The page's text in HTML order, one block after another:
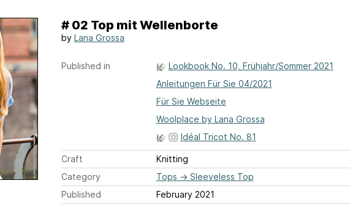
# 02 Top mit Wellenborte
by Lana Grossa
Published in
Lookbook No. 10, Frühjahr/Sommer 2021
Anleitungen Für Sie 04/2021
Für Sie Webseite
Woolplace by Lana Grossa
Idéal Tricot No. 81
Craft
Knitting
Category
Tops → Sleeveless Top
Published
February 2021